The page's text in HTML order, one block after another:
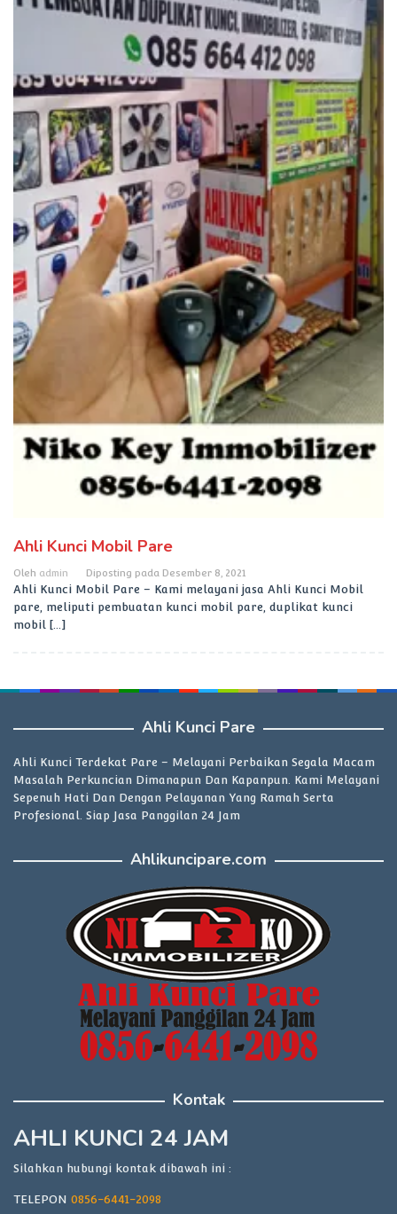
Ahli Kunci Mobil Pare
Oleh admin Diposting pada Desember 8, 2021
Ahli Kunci Mobil Pare – Kami melayani jasa Ahli Kunci Mobil
pare, meliputi pembuatan kunci mobil pare, duplikat kunci
mobil […]
Ahli Kunci Pare
Ahli Kunci Terdekat Pare – Melayani Perbaikan Segala Macam
Masalah Perkuncian Dimanapun Dan Kapanpun. Kami Melayani
Sepenuh Hati Dan Dengan Pelayanan Yang Ramah Serta
Profesional. Siap Jasa Panggilan 24 Jam
Ahlikuncipare.com
Kontak
AHLI KUNCI 24 JAM
Silahkan hubungi kontak dibawah ini :
TELEPON 0856-6441-2098